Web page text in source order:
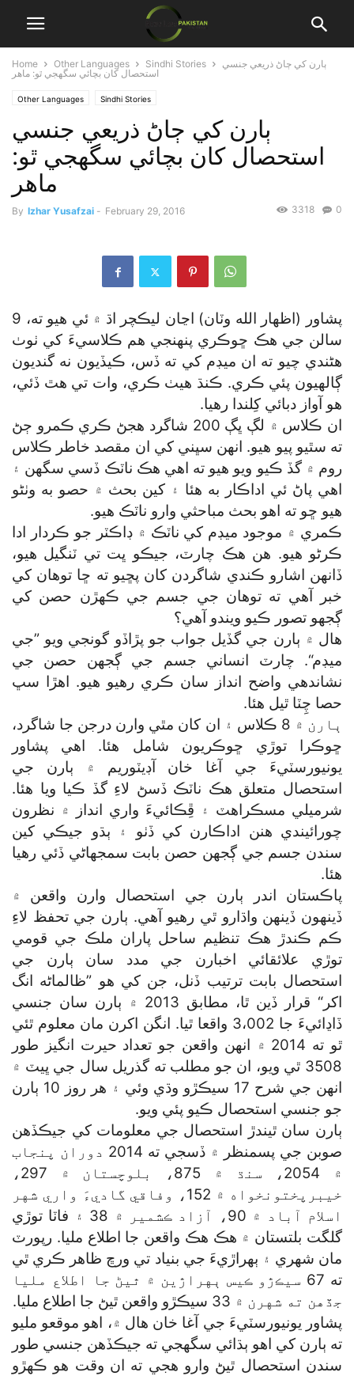
Home Other Languages Sindhi Stories
ٻارن کي ڄاڻ ذريعي جنسي
استحصال کان بچائي سگهجي ٿو: ماهر
Other Languages Sindhi Stories
ٻارن کي ڄاڻ ذريعي جنسي
استحصال کان بچائي سگهجي ٿو:
ماهر
By Izhar Yusafzai - February 29, 2016 0
3318
پشاور (اظهار الله وٽان) اڃان ليڪچر اڌ ۾ ئي هيو ته، 9
سالن جي هڪ ڇوڪري پنهنجي هم ڪلاسيءَ کي ٺوٺ
هڻندي چيو ته ان ميڊم کي ته ڏس، ڪيڏيون نه گنديون
ڳالهيون پئي ڪري. ڪنڌ هيٺ ڪري، وات تي هٿ ڏئي،
هو آواز دبائي کِلندا رهيا.
ان ڪلاس ۾ لڳ ڀڳ 200 شاگرد هجڻ ڪري ڪمرو ڄڻ
ته سٿيو پيو هيو. انهن سڀني کي ان مقصد خاطر ڪلاس
روم ۾ گڏ ڪيو ويو هيو ته اهي هڪ ناٽڪ ڏسي سگھن ۽
اهي پاڻ ئي اداڪار به هئا ۽ کين بحث ۾ حصو به وٺڻو
هيو ڇو ته اهو بحث مباحثي وارو ناٽڪ هيو.
ڪمري ۾ موجود ميڊم کي ناٽڪ ۾ ڊاڪٽر جو ڪردار ادا
ڪرڻو هيو. هن هڪ چارٽ، جيڪو ڀت تي ٽنگيل هيو،
ڏانهن اشارو ڪندي شاگردن کان پڇيو ته ڇا توهان کي
خبر آهي ته توهان جي جسم جي ڪهڙن حصن کي
ڳجهو تصور ڪيو ويندو آهي؟
هال ۾ ٻارن جي گڏيل جواب جو پڙاڏو گونجي ويو ”جي
ميڊم“. چارٽ انساني جسم جي ڳجهن حصن جي
نشاندهي واضح انداز سان ڪري رهيو هيو. اهڙا سڀ
حصا چِٽا ٿيل هئا.
ٻارن ۾ 8 ڪلاس ۽ ان کان مٿي وارن درجن جا شاگرد،
ڇوڪرا توڙي ڇوڪريون شامل هئا. اهي پشاور
يونيورسٽيءَ جي آغا خان آڊيٽوريم ۾ ٻارن جي
استحصال متعلق هڪ ناٽڪ ڏسڻ لاءِ گڏ ڪيا ويا هئا.
شرميلي مسڪراهٽ ۽ ڦِڪائيءَ واري انداز ۾ نظرون
چورائيندي هنن اداڪارن کي ڏٺو ۽ ٻڌو جيڪي کين
سندن جسم جي ڳجهن حصن بابت سمجهاڻي ڏئي رهيا
هئا.
پاڪستان اندر ٻارن جي استحصال وارن واقعن ۾
ڏينهون ڏينهن واڌارو ٿي رهيو آهي. ٻارن جي تحفظ لاءِ
ڪم ڪندڙ هڪ تنظيم ساحل پاران ملڪ جي قومي
توڙي علائقائي اخبارن جي مدد سان ٻارن جي
استحصال بابت ترتيب ڏنل، جن کي هو ”ظالماڻه انگ
اکر“ قرار ڏين ٿا، مطابق 2013 ۾ ٻارن سان جنسي
ڏاڍائيءَ جا 3،002 واقعا ٿيا. انگن اکرن مان معلوم ٿئي
ٿو ته 2014 ۾ انهن واقعن جو تعداد حيرت انگيز طور
3508 ٿي ويو، ان جو مطلب ته گذريل سال جي ڀيٽ ۾
انهن جي شرح 17 سيڪڙو وڌي وئي ۽ هر روز 10 ٻارن
جو جنسي استحصال ڪيو پئي ويو.
ٻارن سان ٿيندڙ استحصال جي معلومات کي جيڪڏهن
صوبن جي پسمنظر ۾ ڏسجي ته 2014 دوران پنجاب
۾ 2054، سنڌ ۾ 875، بلوچستان ۾ 297،
خيبرپختونخواه ۾ 152، وفاقي گاديءَ واري شهر
اسلام آباد ۾ 90، آزاد ڪشمير ۾ 38 ۽ فاٽا توڙي
گلگت بلتستان ۾ هڪ هڪ واقعن جا اطلاع مليا. رپورٽ
مان شهري ۽ ٻهراڙيءَ جي بنياد تي ورڇ ظاهر ڪري ٿي
ته 67 سيڪڙو ڪيس ٻهراڙين ۾ ٿيڻ جا اطلاع مليا
جڏهن ته شهرن ۾ 33 سيڪڙو واقعن ٿيڻ جا اطلاع مليا.
پشاور يونيورسٽيءَ جي آغا خان هال ۾، اهو موقعو مليو
ته ٻارن کي اهو ٻڌائي سگھجي ته جيڪڏهن جنسي طور
سندن استحصال ٿيڻ وارو هجي ته ان وقت هو ڪهڙو